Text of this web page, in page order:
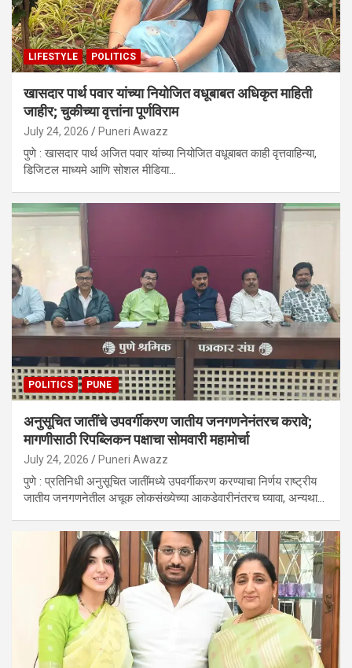
LIFESTYLE POLITICS
खासदार पार्थ पवार यांच्या नियोजित वधूबाबत अधिकृत माहिती
जाहीर; चुकीच्या वृत्तांना पूर्णविराम
July 24, 2026 Puneri Awazz
पुणे : खासदार पार्थ अजित पवार यांच्या नियोजित वधूबाबत काही वृत्तवाहिन्या,
डिजिटल माध्यमे आणि सोशल मीडिया…
POLITICS PUNE
अनुसूचित जातींचे उपवर्गीकरण जातीय जनगणनेनंतरच करावे;
मागणीसाठी रिपब्लिकन पक्षाचा सोमवारी महामोर्चा
July 24, 2026 Puneri Awazz
पुणे : प्रतिनिधी अनुसूचित जातींमध्ये उपवर्गीकरण करण्याचा निर्णय राष्ट्रीय
जातीय जनगणनेतील अचूक लोकसंख्येच्या आकडेवारीनंतरच घ्यावा, अन्यथा…